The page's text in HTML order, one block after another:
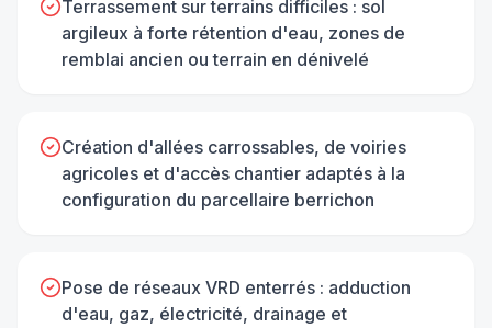
Terrassement sur terrains difficiles : sol
argileux à forte rétention d'eau, zones de
remblai ancien ou terrain en dénivelé
Création d'allées carrossables, de voiries
agricoles et d'accès chantier adaptés à la
configuration du parcellaire berrichon
Pose de réseaux VRD enterrés : adduction
d'eau, gaz, électricité, drainage et